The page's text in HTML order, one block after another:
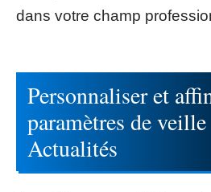
dans votre champ
Personnaliser et
paramètres de
Actualités